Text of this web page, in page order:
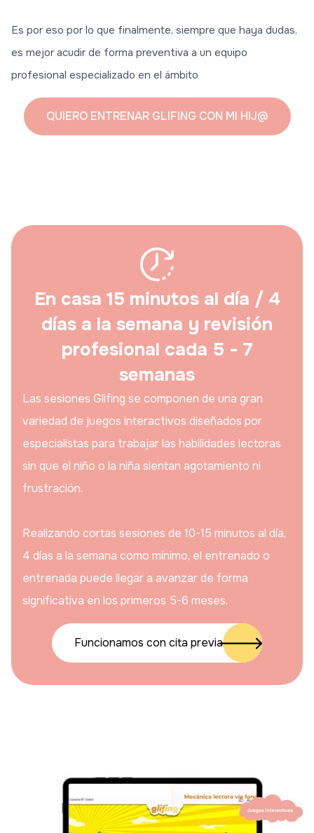
Es por eso por lo que finalmente, siempre que haya dudas,
es mejor acudir de forma preventiva a un equipo
profesional especializado en el ámbito
QUIERO ENTRENAR GLIFING CON MI HIJ@
En casa 15 minutos al día / 4
días a la semana y revisión
profesional cada 5 - 7
semanas
Las sesiones Glifing se componen de una gran
variedad de juegos interactivos diseñados por
especialistas para trabajar las habilidades lectoras
sin que el niño o la niña sientan agotamiento ni
frustración.
Realizando cortas sesiones de 10-15 minutos al día,
4 días a la semana como mínimo, el entrenado o
entrenada puede llegar a avanzar de forma
significativa en los primeros 5-6 meses.
Funcionamos con cita previa